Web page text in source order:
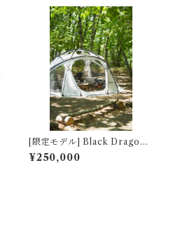
[限定モデル] Black Dragon
S450 PRO ホワイトモデル
（ポリエステル生地）
¥250,000